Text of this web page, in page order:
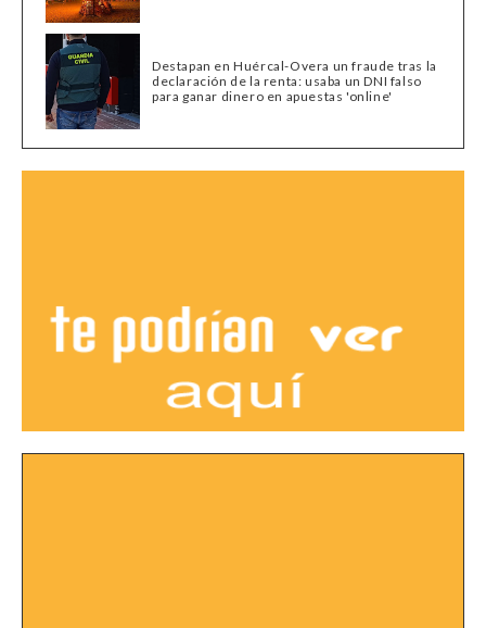
Destapan en Huércal-Overa un fraude tras la
declaración de la renta: usaba un DNI falso
para ganar dinero en apuestas 'online'